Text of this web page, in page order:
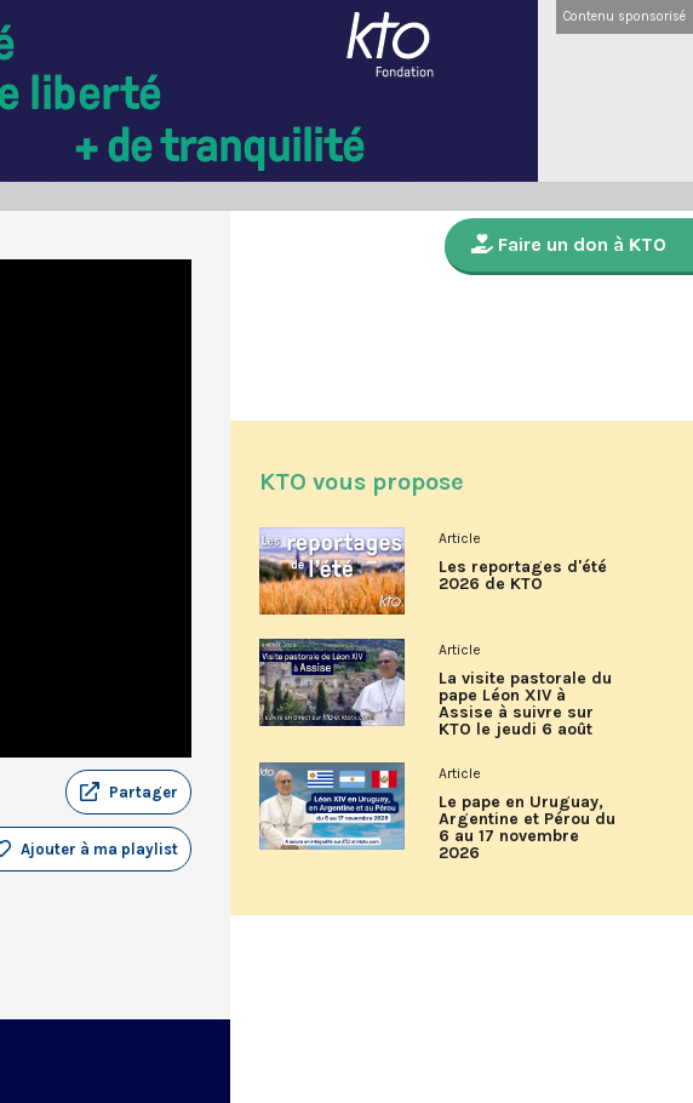
Contenu sponsorisé
Partager
Ajouter à ma playlist
Faire un don à KTO
KTO vous propose
Article
Les reportages d'été
2026 de KTO
Article
La visite pastorale du
pape Léon XIV à
Assise à suivre sur
KTO le jeudi 6 août
Article
Le pape en Uruguay,
Argentine et Pérou du
6 au 17 novembre
2026